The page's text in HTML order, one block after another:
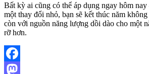
Bất kỳ ai cũng có thể áp dụng ngay hôm
một thay đổi nhỏ, bạn sẽ kết thúc năm
còn với nguồn năng lượng dồi dào cho một
rỡ hơn.
Facebook